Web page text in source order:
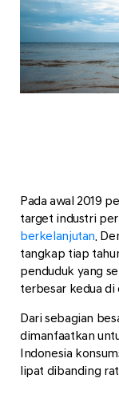
Pada awal 2019
target industri
berkelanjutan .
tangkap tiap
penduduk yang
terbesar kedua di
Dari sebagian
dimanfaatkan
Indonesia
lipat dibanding